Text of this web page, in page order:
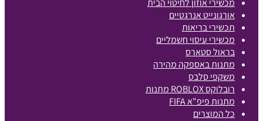
מכשירי אוזון לחיטוי הבית
אורגונייט אנרגטיים
תכשירי בריאות
מכשירי עיסוי חשמליים
בראול סטארס
מתנות באספקה מהירה
משקפי סלבס
רובלוקס ROBLOX מתנות
מתנות פיפ"א FIFA
כל המוצרים